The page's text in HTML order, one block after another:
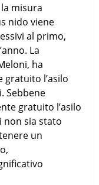
misura
nido viene
al primo,
La
ha
gratuito l’asilo
Sebbene
gratuito l’asilo
non sia stato
un